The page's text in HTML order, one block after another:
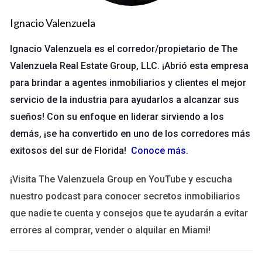
olvidar detalles importantes sobre esa conversación o perder
su información de contacto. Un CRM te permite registrar
notas sobre cada interacción, programar recordatorios para
hacer seguimientos y establecer alertas para no dejar pasar
oportunidades. Esto no solo mejora la experiencia del cliente,
sino que también aumenta tus posibilidades de cerrar una
venta.
Caso 2: Organización Efectiva de Clientes
Imagina tener una larga lista de contactos sin ningún tipo de
organización. Puede ser abrumador y poco eficiente. Con un
CRM, puedes clasificar a tus clientes según diferentes
Ignacio Valenzuela
Ignacio Valenzuela es el corredor/propietario de The
Valenzuela Real Estate Group, LLC. ¡Abrió esta empresa
para brindar a agentes inmobiliarios y clientes el mejor
servicio de la industria para ayudarlos a alcanzar sus
sueños! Con su enfoque en liderar sirviendo a los
demás, ¡se ha convertido en uno de los corredores más
exitosos del sur de Florida! Conoce más.
¡Visita The Valenzuela Group en YouTube y escucha
nuestro podcast para conocer secretos inmobiliarios
que nadie te cuenta y consejos que te ayudarán a evitar
errores al comprar, vender o alquilar en Miami!